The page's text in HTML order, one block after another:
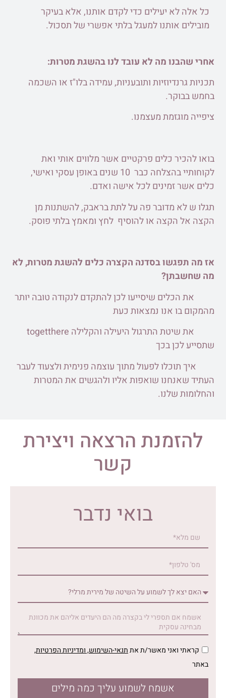
כל אלה לא יעילים כדי לקדם אותנו, אלא בעיקר
מובילים אותנו למעגל בלתי אפשרי של תסכול.
אחרי שהבנו מה לא עובד לנו בהשגת מטרות:
תכניות גרנדיוזיות ותובעניות,עמידה בלו"ז או השכמה
בחמש בבוקר.
ציפייה מוגזמת מעצמנו.
בואו להכיר כלים פרקטיים אשר מלווים אותי ואת
לקוחותיי בהצלחה כבר 10 שנים באופן עסקי ואישי,
כלים אשר זמינים לכל אישה ואדם.
תגלו ש לא מדובר פה על לתת בראבק, להשתנות מן
הקצה אל הקצה או להוסיף לחץ ומאמץ בלתי פוסק.
אז מה תפגשו בסדנה הקצרה כלים להשגת מטרות, לא
מה שחשבתן?
את הכלים שיסייעו לכן להתקדם לנקודה טובה יותר
מהמקום בו אנו נמצאות כעת
את שיטת התרגול היעילה והקלילה togetthere
שתסייע לכן בכך
איך תוכלו לפעול מתוך עוצמה פנימית ולצעוד לעבר
העתיד שאנחנו שואפות אליו ולהגשים את המטרות
והחלומות שלנו.
להזמנת הרצאה ויצירת
קשר
בואי נדבר
קראתי ואני מאשר/ת אתתנאי-השימוש, ומדיניות הפרטיות,
באתר
אשמח לשמוע עליך כמה מילים